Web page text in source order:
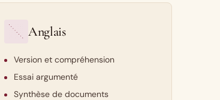
Anglais
Version et compréhension
Essai argumenté
Synthèse de documents